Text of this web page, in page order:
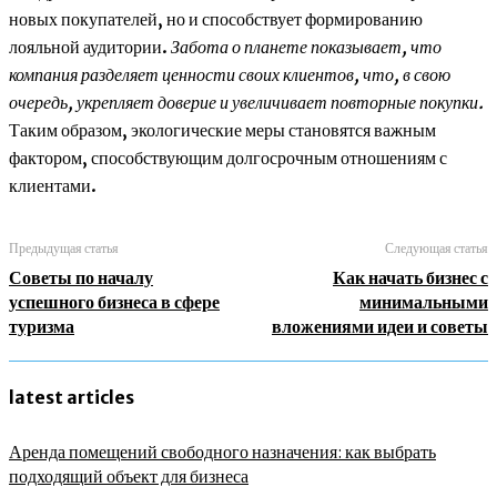
новых покупателей, но и способствует формированию
лояльной аудитории. Забота о планете показывает, что
компания разделяет ценности своих клиентов, что, в свою
очередь, укрепляет доверие и увеличивает повторные покупки.
Таким образом, экологические меры становятся важным
фактором, способствующим долгосрочным отношениям с
клиентами.
Предыдущая статья
Советы по началу
успешного бизнеса в сфере
туризма
Следующая статья
Как начать бизнес с
минимальными
вложениями идеи и советы
latest articles
Аренда помещений свободного назначения: как выбрать
подходящий объект для бизнеса